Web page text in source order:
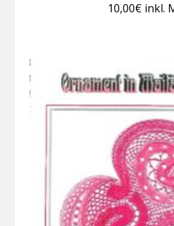
10,00€ inkl.